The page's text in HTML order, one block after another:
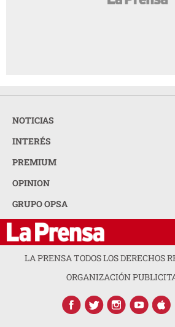
NOTICIAS
INTERÉS
PREMIUM
OPINION
GRUPO OPSA
LA PRENSA TODOS LOS DERECHOS
ORGANIZACIÓN